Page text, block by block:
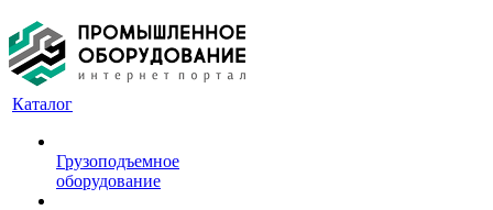
Каталог
Грузоподъемное
оборудование